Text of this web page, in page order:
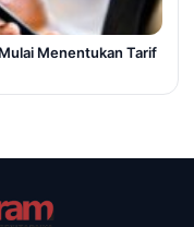
Menentukan Tarif